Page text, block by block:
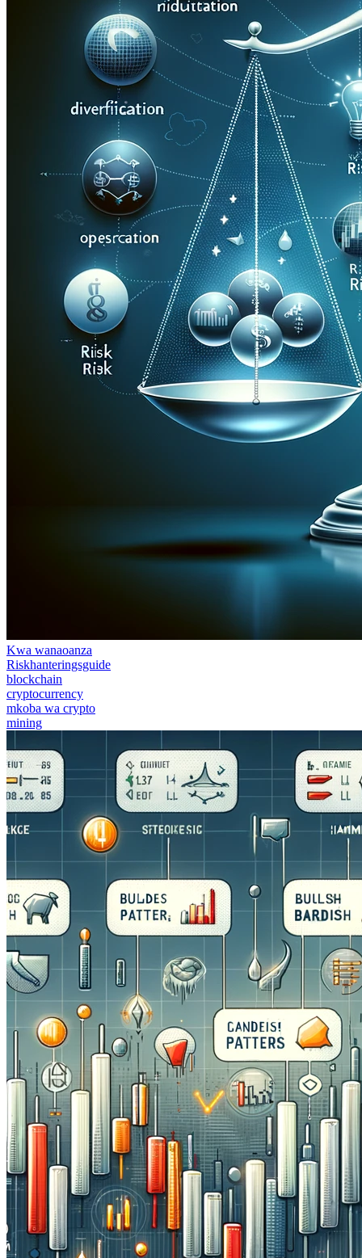
Kwa wanaoanza
Riskhanteringsguide
blockchain
cryptocurrency
mkoba wa crypto
mining